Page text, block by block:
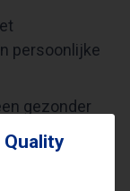
persoonlijke
gezonder
interactief,
Frank